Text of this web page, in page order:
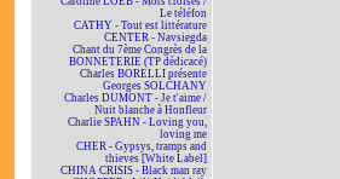
Le téléfon
CATHY - Tout est littérature
CENTER - Navsiegda
Chant du 7ème Congrès de la
BONNETERIE (TP dédicacé)
Charles BORELLI présente
Georges SOLCHANY
Charles DUMONT - Je t'aime /
Nuit blanche à Honfleur
Charlie SPAHN - Loving you,
loving me
CHER - Gypsys, tramps and
thieves [White Label]
CHINA CRISIS - Black man ray